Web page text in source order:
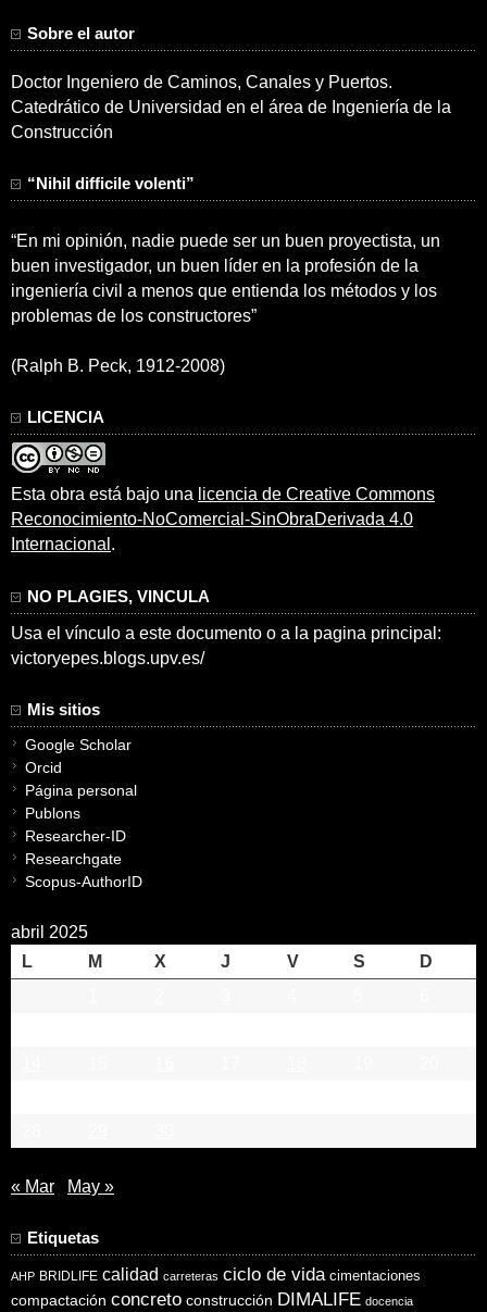
Sobre el autor
Doctor Ingeniero de Caminos, Canales y Puertos.
Catedrático de Universidad en el área de Ingeniería de la
Construcción
“Nihil difficile volenti”
“En mi opinión, nadie puede ser un buen proyectista, un
buen investigador, un buen líder en la profesión de la
ingeniería civil a menos que entienda los métodos y los
problemas de los constructores”
(Ralph B. Peck, 1912-2008)
LICENCIA
Esta obra está bajo una licencia de Creative Commons
Reconocimiento-NoComercial-SinObraDerivada 4.0
Internacional .
NO PLAGIES, VINCULA
Usa el vínculo a este documento o a la pagina principal:
victoryepes.blogs.upv.es/
Mis sitios
Google Scholar
Orcid
Página personal
Publons
Researcher-ID
Researchgate
Scopus-AuthorID
abril 2025
L
M X J V S
D
« Mar May »
Etiquetas
AHP BRIDLIFE calidad carreteras ciclo de vida cimentaciones
compactación concreto construcción DIMALIFE docencia